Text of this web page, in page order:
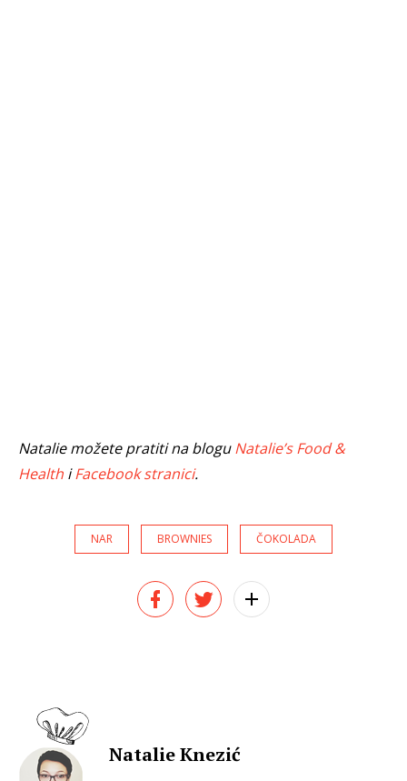
Natalie možete pratiti na bloguNatalie’s Food &
Health iFacebook stranici.
NAR BROWNIES ČOKOLADA
Natalie Knezić